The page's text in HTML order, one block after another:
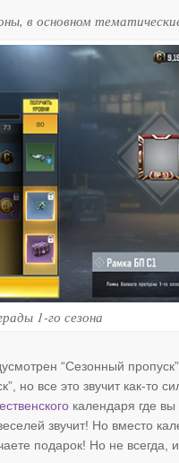
в основном
1-го сезона
“Сезонный
но все это звучит как-то
календаря где
звучит! Но вместо
подарок! Но не всегда,